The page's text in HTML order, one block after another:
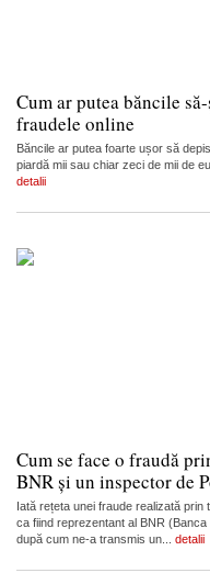
Cum ar putea băncile
fraudele online
Băncile ar putea foarte ușor să
piardă mii sau chiar zeci de mii de
detalii
Cum se face o fraudă
BNR și un inspector de
Iată rețeta unei fraude realizată
ca fiind reprezentant al BNR
după cum ne-a transmis un... detalii